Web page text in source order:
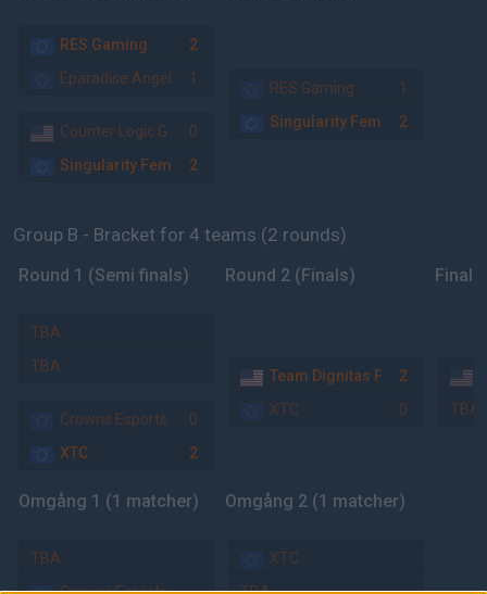
2
RES Gaming
1
Eparadise Angel
0
Counter Logic G
2
Singularity Fem
1
RES Gaming
2
Singularity Fem
Group B - Bracket for 4 teams (2 rounds)
Round 1 (Semi finals) Round 2 (Finals) Final
TBA
TBA
0
Crowns Esports
2
XTC
2
Team Dignitas F
0
XTC
TBA
Omgång 1 (1 matcher) Omgång 2 (1 matcher)
TBA
XTC